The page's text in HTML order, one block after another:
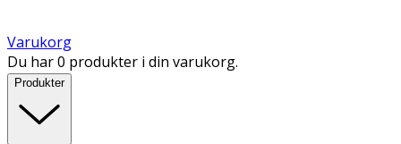
Varukorg
Du har 0 produkter i din varukorg.
Produkter